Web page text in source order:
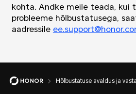
kohta. Andke meile teada, kui
probleeme hõlbustatusega,
aadressile
Hõlbustatuse avaldus ja